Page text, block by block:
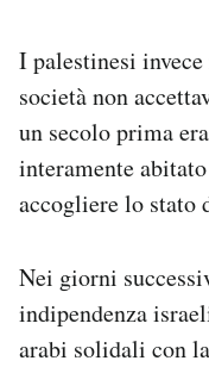
I palestinesi
società non
un secolo prima
interamente
accogliere lo stato
Nei giorni
indipendenza
arabi solidali con